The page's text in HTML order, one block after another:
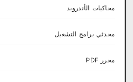
محاكيات الأندرويد
محدثي برامج التشغيل
محرر PDF